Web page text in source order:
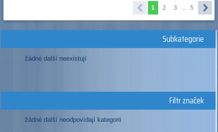
1 2 3 ... 5
Subkategorie
žádné další neexistují
Filtr značek
žádné další neodpovídají kategorii